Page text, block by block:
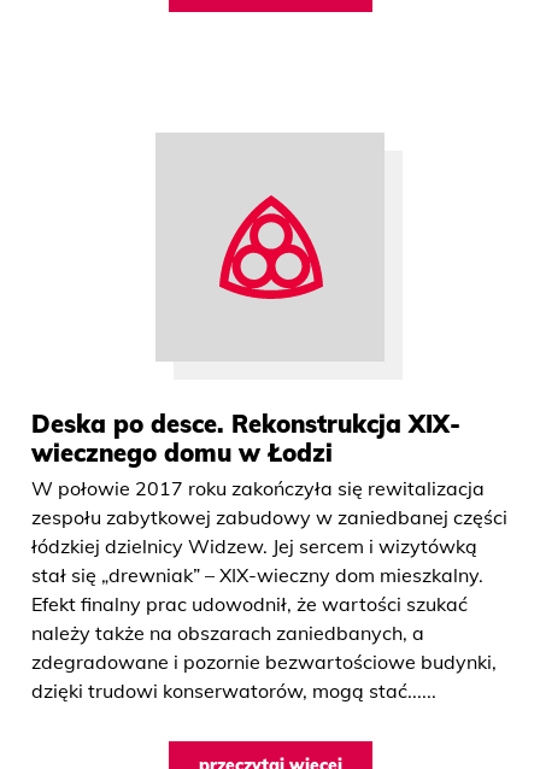
Deska po desce. Rekonstrukcja XIX-
wiecznego domu w Łodzi
W połowie 2017 roku zakończyła się rewitalizacja
zespołu zabytkowej zabudowy w zaniedbanej części
łódzkiej dzielnicy Widzew. Jej sercem i wizytówką
stał się „drewniak” – XIX-wieczny dom mieszkalny.
Efekt finalny prac udowodnił, że wartości szukać
należy także na obszarach zaniedbanych, a
zdegradowane i pozornie bezwartościowe budynki,
dzięki trudowi konserwatorów, mogą stać......